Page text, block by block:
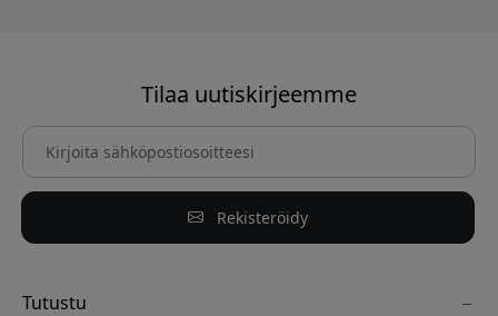
Tilaa uutiskirjeemme
Rekisteröidy
Tutustu